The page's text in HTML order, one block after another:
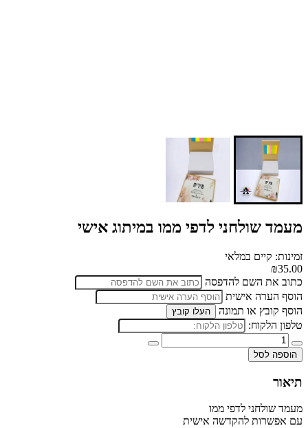
מעמד שולחני לדפי ממו במיתוג אישי
זמינות: קיים במלאי
₪35.00
כתוב את השם להדפסה
הוסף הערה אישית
הוסף קובץ או תמונה
העלו קובץ
טלפון הלקוח:
הוספה לסל
תיאור
מעמד שולחני לדפי ממו
עם אפשרות להקדשה אישית